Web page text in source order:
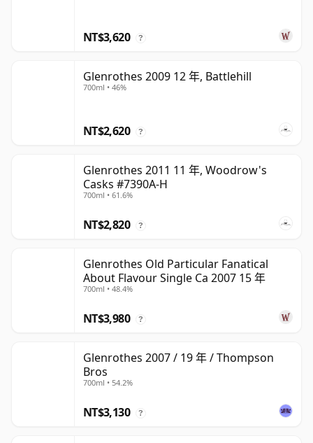
NT$3,620 ?
Glenrothes 2009 12 年, Battlehill
700ml • 46%
NT$2,620 ?
Glenrothes 2011 11 年, Woodrow's
Casks #7390A-H
700ml • 61.6%
NT$2,820 ?
Glenrothes Old Particular Fanatical
About Flavour Single Ca 2007 15 年
700ml • 48.4%
NT$3,980 ?
Glenrothes 2007 / 19 年 / Thompson
Bros
700ml • 54.2%
NT$3,130 ?